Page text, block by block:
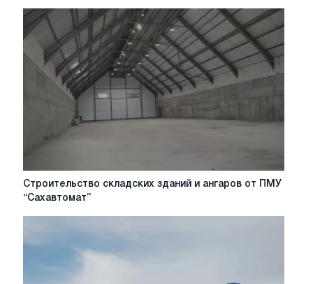
профессиональные
решения
компании
СтройАгроПро
Строительство
складских
Строительство складских зданий и ангаров от ПМУ
“Сахавтомат”